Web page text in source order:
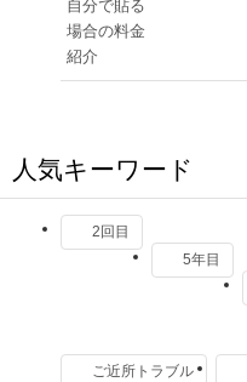
人気キーワード
2回目
5年目
ご近所トラブル